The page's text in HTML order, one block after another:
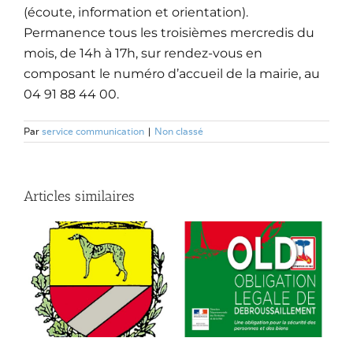
(écoute, information et orientation).
Permanence tous les troisièmes mercredis du
mois, de 14h à 17h, sur rendez-vous en
composant le numéro d’accueil de la mairie, au
04 91 88 44 00.
Par service communication | Non classé
Articles similaires